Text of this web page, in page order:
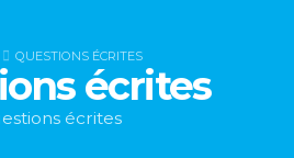
QUESTIONS ÉCRITES
écrites
écrites